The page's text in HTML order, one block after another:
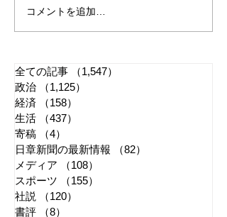
れいわ・山本太郎が代表
辞任 日本第一党・桜井
コメントを追加…
全ての記事 （1,547）
政治
（1,125）
経済
（158）
生活
（437）
寄稿
（4）
日章新聞の最新情報
（82）
メディア
（108）
スポーツ
（155）
社説
（120）
書評
（8）